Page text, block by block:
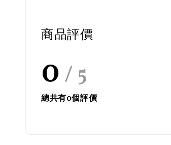
商品評價
0 / 5
總共有0個評價